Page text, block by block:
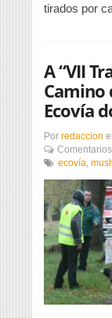
tirados por
A “VII
Camino
Ecovía
Por redaccion el
ecovía,